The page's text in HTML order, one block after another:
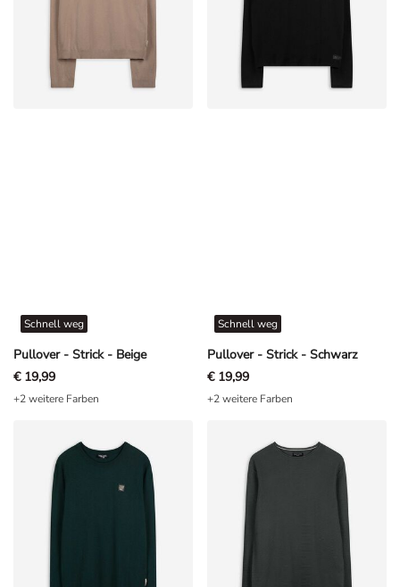
Pullover - Strick - Beige
Schnell weg
€ 19,99
+2 weitere Farben
Pullover - Strick - Schwarz
Schnell weg
€ 19,99
+2 weitere Farben